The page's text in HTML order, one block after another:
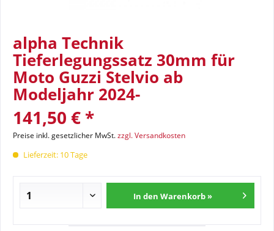
alpha Technik
Tieferlegungssatz 30mm für
Moto Guzzi Stelvio ab
Modeljahr 2024-
141,50 € *
Preise inkl. gesetzlicher MwSt.zzgl. Versandkosten
Lieferzeit: 10 Tage
In den Warenkorb »